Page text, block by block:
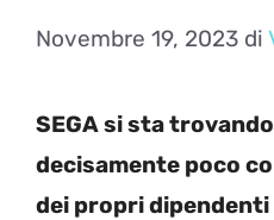
Novembre 19, 2023 di
SEGA si sta
decisamente poco
dei propri dipendenti